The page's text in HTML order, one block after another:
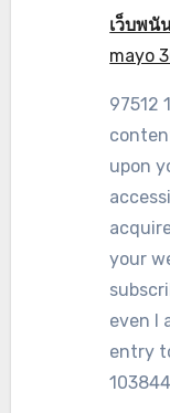
เว็บพนั
mayo
97512
upon
your
even I
entry
103844